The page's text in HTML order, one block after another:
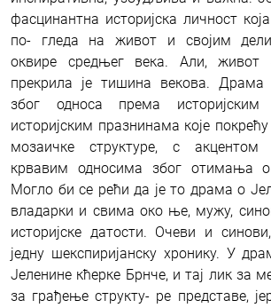
фасцинантна историјска личност
по- гледа на живот и својим
оквире средњег века. Али, живот
прекрила је тишина векова. Драма
због односа према
историјским празнинама које
мозаичке структуре, с
крвавим односима због отимања
Могло би се рећи да је то драма о
владарки и свима око ње, мужу,
историјске датости. Очеви и
једну шекспиријанску хронику. У
Јеленине кћерке Брнче, и тај лик за
за грађење структу- ре представе,